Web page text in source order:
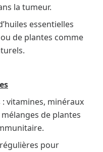
la tumeur.
essentielles
de plantes comme
vitamines, minéraux
de plantes
pour